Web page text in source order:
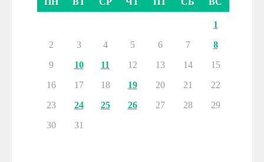
1
2
3 4 5 6 7
8
9
10 11 12 13 14
15
16
17 18 19 20 21
22
23
24 25 26 27 28
29
30
31